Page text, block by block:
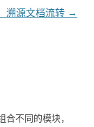
溯源文档流转 →
合不同的模块，